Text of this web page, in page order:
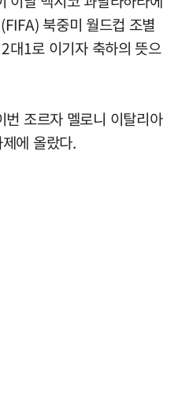
북중미 월드컵 조별
대1로 이기자 축하의 뜻으
조르자 멜로니 이탈리아
에 올랐다.